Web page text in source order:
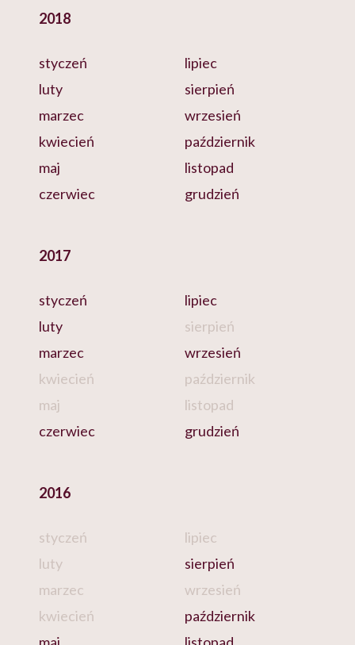
2018
styczeń
luty
marzec
kwiecień
maj
czerwiec
lipiec
sierpień
wrzesień
październik
listopad
grudzień
2017
styczeń
luty
marzec
kwiecień
maj
czerwiec
lipiec
sierpień
wrzesień
październik
listopad
grudzień
2016
styczeń
luty
marzec
kwiecień
lipiec
sierpień
wrzesień
październik